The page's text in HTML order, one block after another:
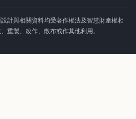
計與相關資料均受著作權法及智慧財產權相
重製、改作、散布或作其他利用。